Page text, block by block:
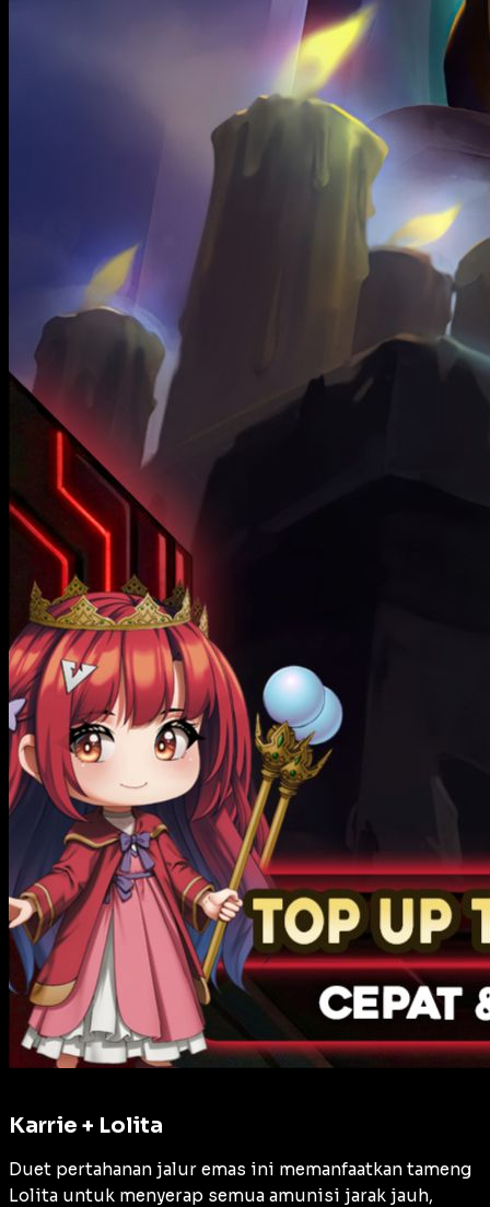
Karrie + Lolita
Duet pertahanan jalur emas ini memanfaatkan tameng
Lolita untuk menyerap semua amunisi jarak jauh,